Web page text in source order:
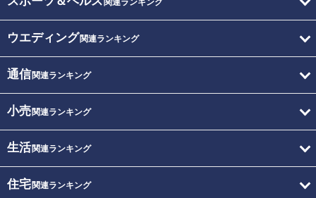
関連ランキング
ウエディング関連ランキング
通信関連ランキング
小売関連ランキング
生活関連ランキング
住宅関連ランキング